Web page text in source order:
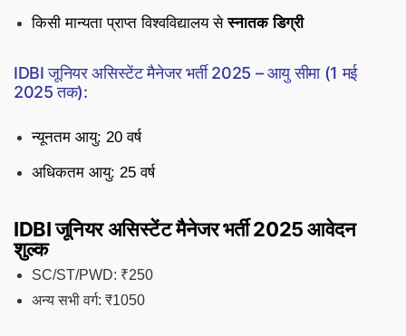
किसी मान्यता प्राप्त विश्वविद्यालय सेस्नातक डिग्री
IDBI जूनियर असिस्टेंट मैनेजर भर्ती 2025 – आयु सीमा (1 मई
2025 तक):
न्यूनतम आयु: 20 वर्ष
अधिकतम आयु: 25 वर्ष
IDBI जूनियर असिस्टेंट मैनेजर भर्ती 2025 आवेदन
शुल्क
SC/ST/PWD: ₹250
अन्य सभी वर्ग: ₹1050